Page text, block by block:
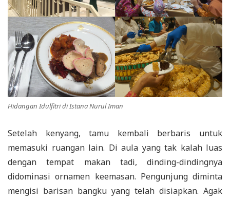
Hidangan Idulfitri di Istana Nurul Iman
Setelah kenyang, tamu kembali berbaris untuk
memasuki ruangan lain. Di aula yang tak kalah luas
dengan tempat makan tadi, dinding-dindingnya
didominasi ornamen keemasan. Pengunjung diminta
mengisi barisan bangku yang telah disiapkan. Agak